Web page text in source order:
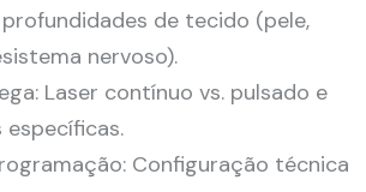
de tecido (pele,
nervoso).
Laser contínuo vs. pulsado e
Configuração técnica